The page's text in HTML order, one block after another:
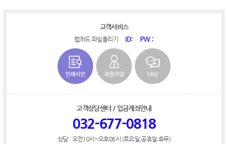
고객서비스
웹하드 파일올리기 ID: PW :
고객상담센터 / 입금계좌안내
032-677-0818
상담 : 오전10시~오후06시 (토요일,공휴일 휴무)